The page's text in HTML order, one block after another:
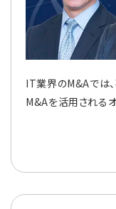
IT業界のM&Aでは
M&Aを活用される